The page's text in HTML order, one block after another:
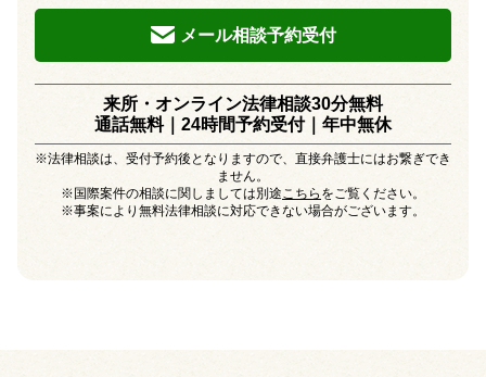
メール相談予約受付
来所・オンライン法律相談30分無料
通話無料｜24時間予約受付｜年中無休
※法律相談は、受付予約後となりますので、直接弁護士にはお繋ぎでき
ません。
※国際案件の相談に関しましては別途 こちら をご覧ください。
※事案により無料法律相談に対応できない場合がございます。